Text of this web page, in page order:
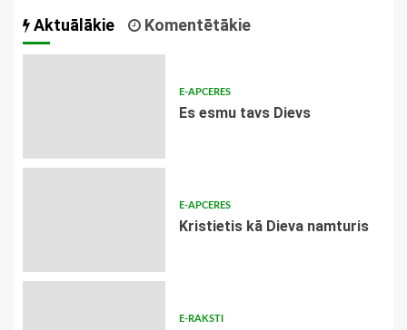
Aktuālākie Komentētākie
E-APCERES
Es esmu tavs Dievs
E-APCERES
Kristietis kā Dieva namturis
E-RAKSTI